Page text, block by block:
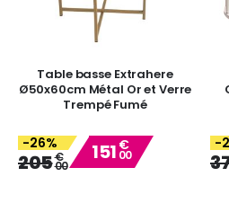
Table basse Extrahere
Ø50x60cm Métal Or et Verre
Trempé Fumé
-26%
205€
00
Special
Price
151 €
00
-